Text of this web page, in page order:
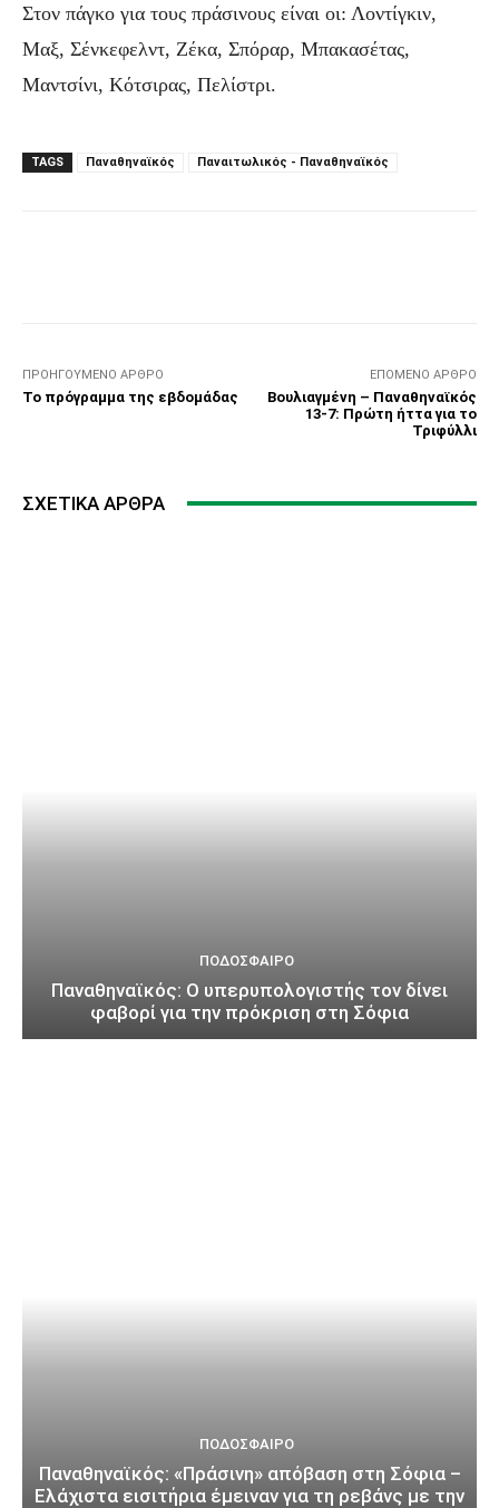
Στον πάγκο για τους πράσινους είναι οι: Λοντίγκιν,
Μαξ, Σένκεφελντ, Ζέκα, Σπόραρ, Μπακασέτας,
Μαντσίνι, Κότσιρας, Πελίστρι.
TAGS Παναθηναϊκός Παναιτωλικός - Παναθηναϊκός
ΠΡΟΗΓΟΎΜΕΝΟ ΆΡΘΡΟ
Το πρόγραμμα της εβδομάδας
ΕΠΌΜΕΝΟ ΆΡΘΡΟ
Βουλιαγμένη – Παναθηναϊκός
13-7: Πρώτη ήττα για το
Τριφύλλι
ΣΧΕΤΙΚΆ ΆΡΘΡΑ
ΠΟΔΌΣΦΑΙΡΟ
Παναθηναϊκός: Ο υπερυπολογιστής τον δίνει
φαβορί για την πρόκριση στη Σόφια
ΠΟΔΌΣΦΑΙΡΟ
Παναθηναϊκός: «Πράσινη» απόβαση στη Σόφια –
Ελάχιστα εισιτήρια έμειναν για τη ρεβάνς με την